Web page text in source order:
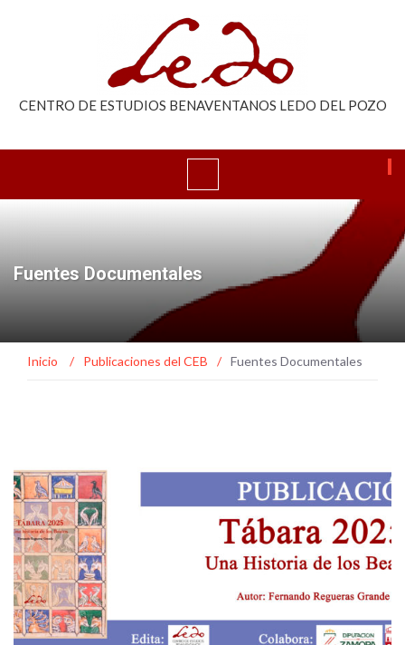
CENTRO DE ESTUDIOS BENAVENTANOS LEDO DEL POZO
Fuentes Documentales
Inicio / Publicaciones del CEB / Fuentes Documentales